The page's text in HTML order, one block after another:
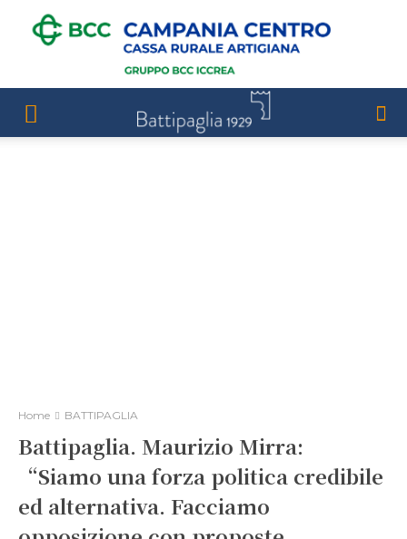
Home BATTIPAGLIA
Battipaglia. Maurizio Mirra:
“Siamo una forza politica credibile
ed alternativa. Facciamo